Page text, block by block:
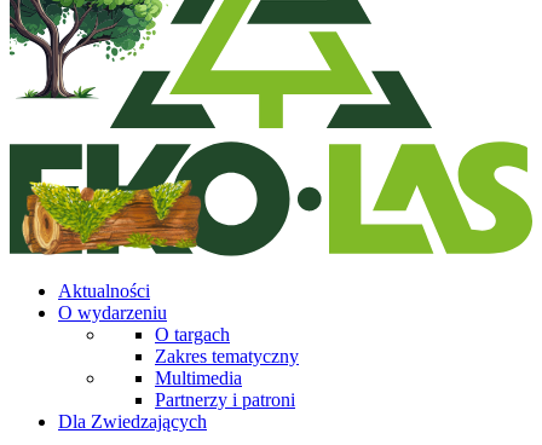
Aktualności
O wydarzeniu
O targach
Zakres tematyczny
Multimedia
Partnerzy i patroni
Dla Zwiedzających